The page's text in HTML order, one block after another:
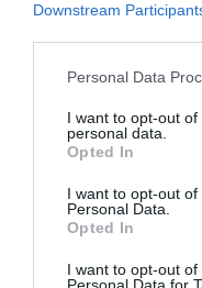
Downstream
Please note that this
not limited to your visit
grant or deny consent
use your data for
consent section.
Personal Data
I want to opt-out
personal data.
Opted In
I want to opt-out
Personal Data.
Opted In
I want to opt-out
nevjerovatno kreativan
promakne.
Vodolija
Baš kada ste pomislili da
stvari postanu još bolje.
za izazov. Trenutno ste